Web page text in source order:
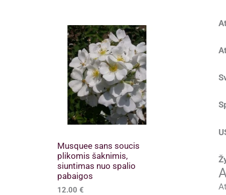
Musquee sans soucis
plikomis šaknimis,
siuntimas nuo spalio
pabaigos
12.00 €